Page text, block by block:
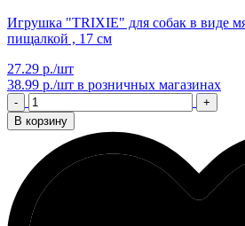
Игрушка "TRIXIE" для собак в виде
пищалкой , 17 см
27.29 р./шт
38.99 р./шт в розничных магазинах
-
+
В корзину